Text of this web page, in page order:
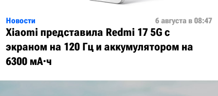
Новости 6 августа в 08:47
Xiaomi представила Redmi 17 5G с
экраном на 120 Гц и аккумулятором на
6300 мА·ч